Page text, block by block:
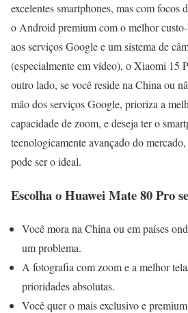
excelentes smartphones, mas com focos
o Android premium com o melhor
aos serviços Google e um sistema de
(especialmente em vídeo), o Xiaomi 15
outro lado, se você reside na China ou
mão dos serviços Google, prioriza a
capacidade de zoom, e deseja ter o
tecnologicamente avançado do
pode ser o ideal.
Escolha o Huawei Mate 80 Pro
Você mora na China ou em países
um problema.
A fotografia com zoom e a melhor
prioridades absolutas.
Você quer o mais exclusivo e